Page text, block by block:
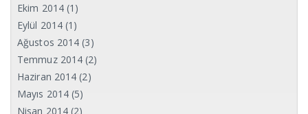
Ekim 2014 (1)
Eylül 2014 (1)
Ağustos 2014 (3)
Temmuz 2014 (2)
Haziran 2014 (2)
Mayıs 2014 (5)
Nisan 2014 (2)